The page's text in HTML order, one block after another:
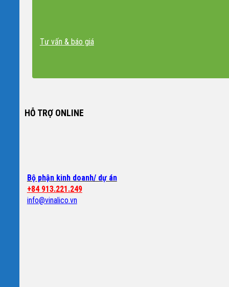
Tư vấn & báo giá
HỖ TRỢ ONLINE
Bộ phận kinh doanh/ dự án
+84 913.221.249
info@vinalico.vn